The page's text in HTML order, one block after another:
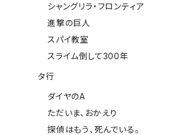
シャングリラ・フロンティア
進撃の巨人
スパイ教室
スライム倒して300年
タ行
ダイヤのA
ただいま、おかえり
探偵はもう、死んでいる。